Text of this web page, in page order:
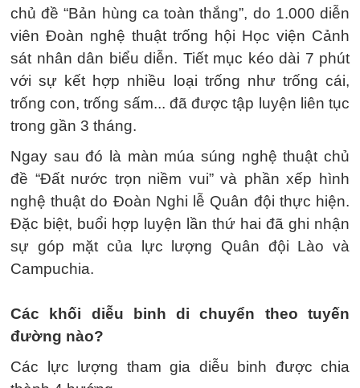
chủ đề “Bản hùng ca toàn thắng”, do 1.000 diễn
viên Đoàn nghệ thuật trống hội Học viện Cảnh
sát nhân dân biểu diễn. Tiết mục kéo dài 7 phút
với sự kết hợp nhiều loại trống như trống cái,
trống con, trống sấm... đã được tập luyện liên tục
trong gần 3 tháng.
Ngay sau đó là màn múa súng nghệ thuật chủ
đề “Đất nước trọn niềm vui” và phần xếp hình
nghệ thuật do Đoàn Nghi lễ Quân đội thực hiện.
Đặc biệt, buổi hợp luyện lần thứ hai đã ghi nhận
sự góp mặt của lực lượng Quân đội Lào và
Campuchia.
Các khối diễu binh di chuyển theo tuyến
đường nào?
Các lực lượng tham gia diễu binh được chia